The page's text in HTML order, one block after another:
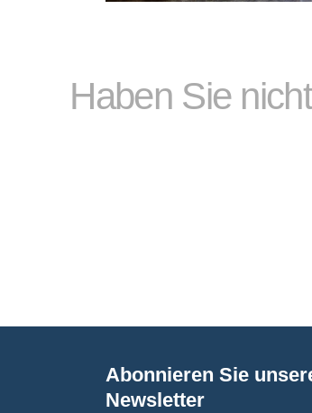
Haben Sie
Abonnieren Sie
Newsletter